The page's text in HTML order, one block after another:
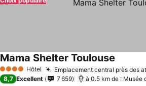
4 Étoiles Hôtel Emplacement central près des
Mama Shelter Toulouse
8,7 Excellent 7 659 à 0.5 km de : Musée